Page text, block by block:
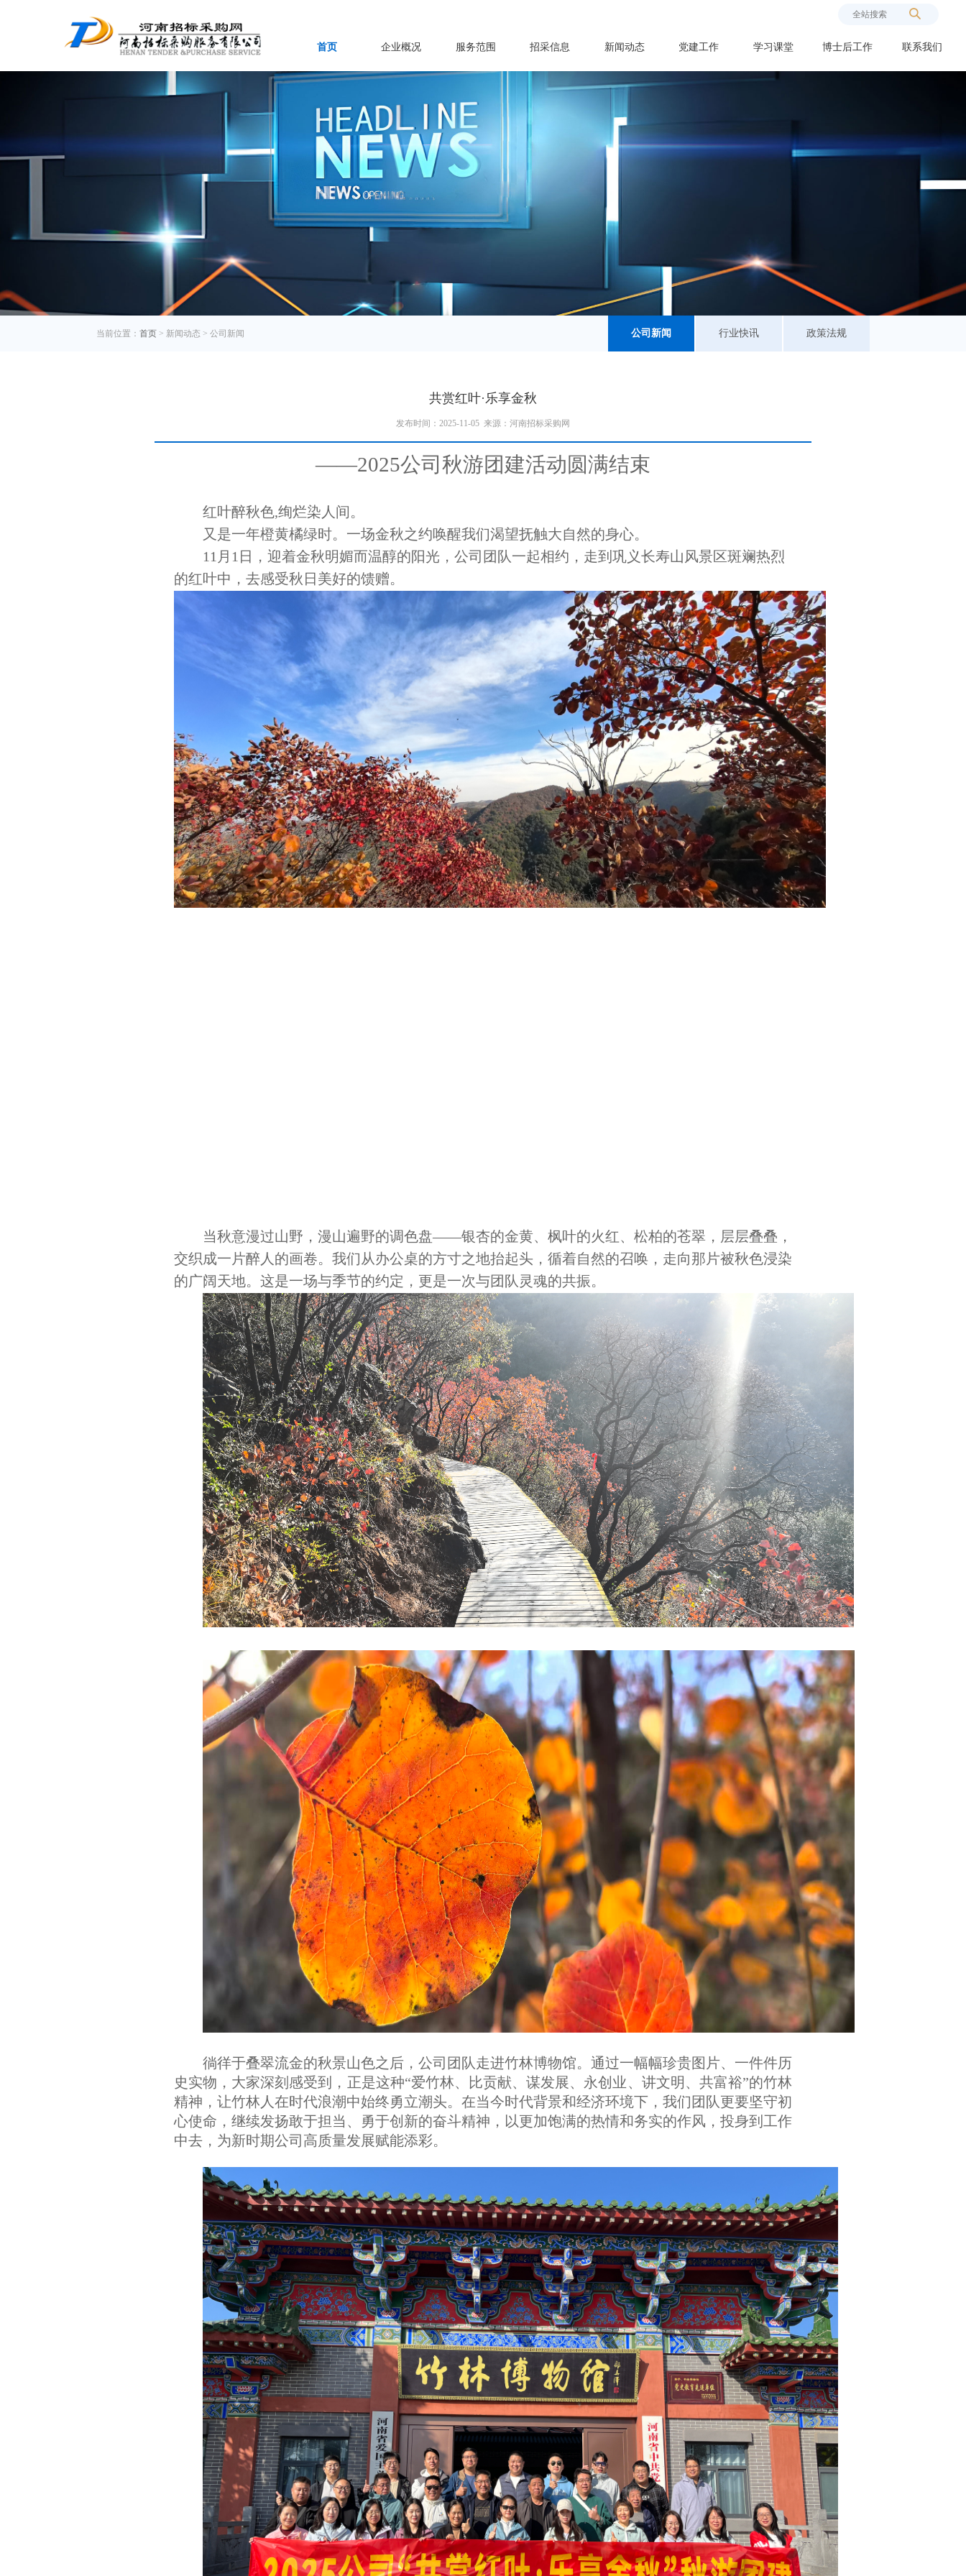
首页 企业概况 服务范围 招采信息 新闻动态 党建工作 学习课堂 博士后工作 联系我们
当前位置：首页 > 新闻动态 > 公司新闻 政策法规
行业快讯
公司新闻
共赏红叶·乐享金秋
发布时间：2025-11-05 来源：河南招标采购网
——2025公司 秋游团建活动圆满结束
红叶醉秋色,绚烂染人间。
又是一年橙黄橘绿时。一场金秋之约唤醒我们渴望抚触大自然的身心。
11月1日，迎着金秋明媚而温醇的阳光，公司团队一起相约，走到巩义长寿山风景区斑斓热烈
的红叶中，去感受秋日美好的馈赠。
当秋意漫过山野，漫山遍野的调色盘——银杏的金黄、枫叶的火红、松柏的苍翠，层层叠叠，
交织成一片醉人的画卷。我们从办公桌的方寸之地抬起头，循着自然的召唤，走向那片被秋色浸染
的广阔天地。这是一场与季节的约定，更是一次与团队灵魂的共振。
徜徉于叠翠流金的秋景山色之后，公司团队走进竹林博物馆。通过一幅幅珍贵图片、一件件历
史实物，大家深刻感受到，正是这种“爱竹林、比贡献、谋发展、永创业、讲文明、共富裕”的竹林
精神， 让竹林人在时代浪潮中始终勇立潮头。在当今时代背景和经济环境下，我们团队更要坚守初
心使命，继续发扬敢于担当、勇于创新的奋斗精神， 以更加饱满的热情和务实的作风，投身到工作
中去，为新时期公司高质量发展赋能添彩。